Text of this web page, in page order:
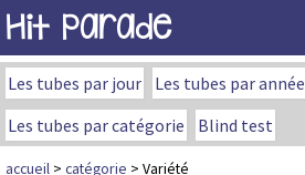
Hit Parade
Les tubes par jour Les tubes par année
Les tubes par catégorie
Blind test
accueil > catégorie > Variété